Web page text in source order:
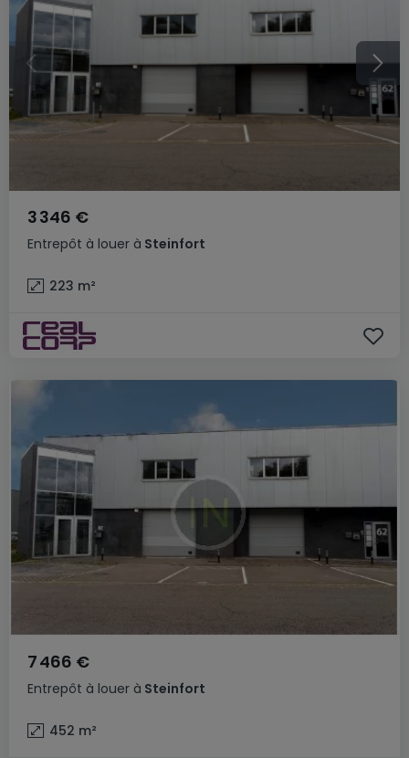
Entrepôt à louer à Steinfort
3 346 €
223 m²
Entrepôt à louer à Steinfort
7 466 €
452 m²